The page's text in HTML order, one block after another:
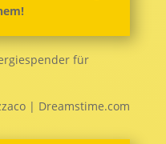
| Dreamstime.com